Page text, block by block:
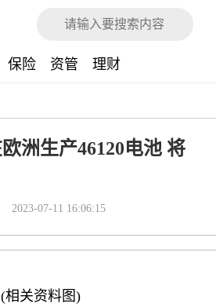
保险 资管 理财
洲生产46120电池 将
2023-07-11 16:06:15
(相关资料图)